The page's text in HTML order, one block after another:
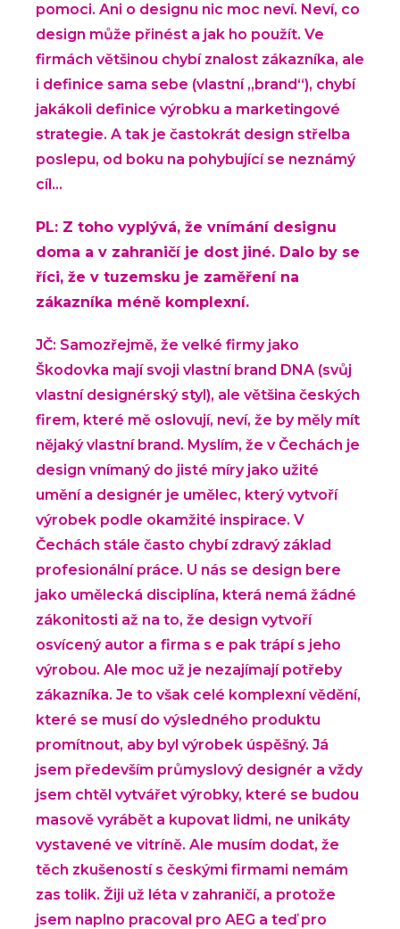
pomoci. Ani o designu nic moc neví. Neví, co
design může přinést a jak ho použít. Ve
firmách většinou chybí znalost zákazníka, ale
i definice sama sebe (vlastní „brand“), chybí
jakákoli definice výrobku a marketingové
strategie. A tak je častokrát design střelba
poslepu, od boku na pohybující se neznámý
cíl...
PL: Z toho vyplývá, že vnímání designu
doma a v zahraničí je dost jiné. Dalo by se
říci, že v tuzemsku je zaměření na
zákazníka méně komplexní.
JČ: Samozřejmě, že velké firmy jako
Škodovka mají svoji vlastní brand DNA (svůj
vlastní designérský styl), ale většina českých
firem, které mě oslovují, neví, že by měly mít
nějaký vlastní brand. Myslím, že v Čechách je
design vnímaný do jisté míry jako užité
umění a designér je umělec, který vytvoří
výrobek podle okamžité inspirace. V
Čechách stále často chybí zdravý základ
profesionální práce. U nás se design bere
jako umělecká disciplína, která nemá žádné
zákonitosti až na to, že design vytvoří
osvícený autor a firma s e pak trápí s jeho
výrobou. Ale moc už je nezajímají potřeby
zákazníka. Je to však celé komplexní vědění,
které se musí do výsledného produktu
promítnout, aby byl výrobek úspěšný. Já
jsem především průmyslový designér a vždy
jsem chtěl vytvářet výrobky, které se budou
masově vyrábět a kupovat lidmi, ne unikáty
vystavené ve vitríně. Ale musím dodat, že
těch zkušeností s českými firmami nemám
zas tolik. Žiji už léta v zahraničí, a protože
jsem naplno pracoval pro AEG a teď pro